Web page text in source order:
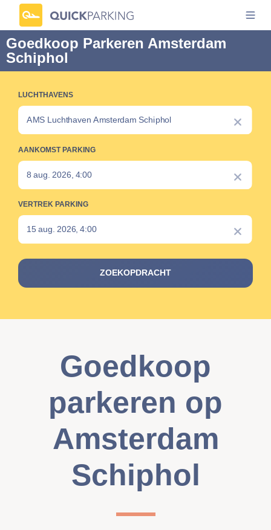
Goedkoop Parkeren Amsterdam
Schiphol
LUCHTHAVENS
AANKOMST PARKING
VERTREK PARKING
ZOEKOPDRACHT
Goedkoop
parkeren op
Amsterdam
Schiphol